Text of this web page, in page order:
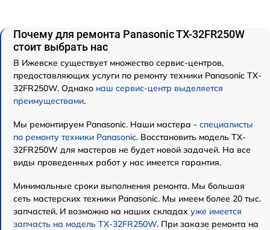
Почему для ремонта Panasonic TX-32FR250W
стоит выбрать нас
В Ижевске существует множество сервис-центров,
предоставляющих услуги по ремонту техники Panasonic TX-
32FR250W. Однако наш сервис-центр выделяется
преимуществами.
Мы ремонтируем Panasonic. Наши мастера - специалисты
по ремонту техники Panasonic. Восстановить модель TX-
32FR250W для мастеров не будет новой задачей. На все
виды проведенных работ у нас имеется гарантия.
Минимальные сроки выполнения ремонта. Мы большая
сеть мастерских техники Panasonic. Мы имеем более 20 тыс.
запчастей. И возможно на наших складах уже имеется
запчасть на модель TX-32FR250W. При заказе ремонта на